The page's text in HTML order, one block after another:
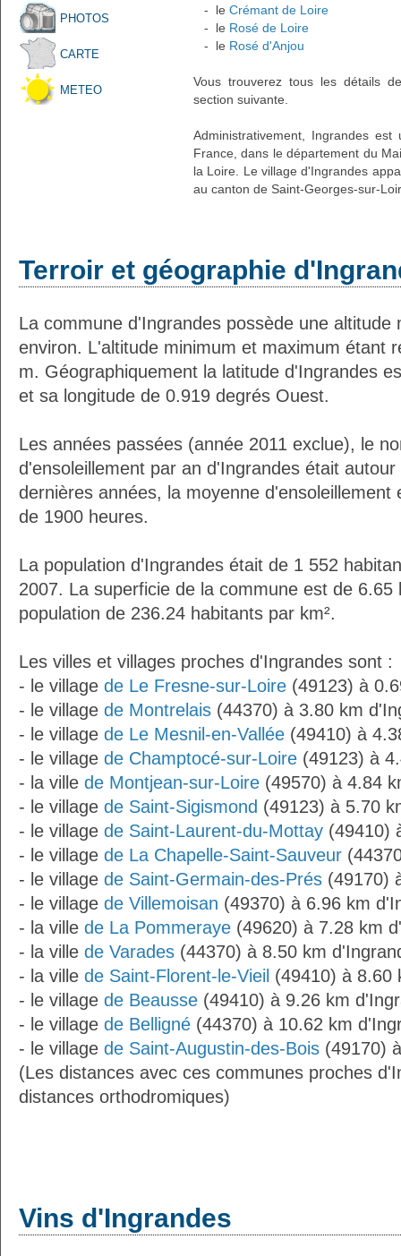
PHOTOS
CARTE
METEO
- le Crémant de Loire
- le Rosé de Loire
- le Rosé d'Anjou
Vous trouverez tous les détails
section suivante.
Administrativement, Ingrandes
France, dans le département du
la Loire. Le village d'Ingrandes
au canton de Saint-Georges-sur-
Terroir et géographie
La commune d'Ingrandes possède une altitude
environ. L'altitude minimum et maximum étant
m. Géographiquement la latitude d'Ingrandes
et sa longitude de 0.919 degrés Ouest.
Les années passées (année 2011 exclue), le
d'ensoleillement par an d'Ingrandes était
dernières années, la moyenne d'ensoleillement
de 1900 heures.
La population d'Ingrandes était de 1 552
2007. La superficie de la commune est de 6.65
population de 236.24 habitants par km².
Les villes et villages proches d'Ingrandes sont :
- le village de Le Fresne-sur-Loire (49123) à
- le village de Montrelais (44370) à 3.80 km
- le village de Le Mesnil-en-Vallée (49410) à
- le village de Champtocé-sur-Loire (49123) à
- la ville de Montjean-sur-Loire (49570) à 4.84
- le village de Saint-Sigismond (49123) à 5.70
- le village de Saint-Laurent-du-Mottay (49410)
- le village de La Chapelle-Saint-Sauveur
- le village de Saint-Germain-des-Prés (49170)
- le village de Villemoisan (49370) à 6.96 km
- la ville de La Pommeraye (49620) à 7.28 km
- la ville de Varades (44370) à 8.50 km
- la ville de Saint-Florent-le-Vieil (49410) à 8.60
- le village de Beausse (49410) à 9.26 km
- le village de Belligné (44370) à 10.62 km
- le village de Saint-Augustin-des-Bois (49170)
(Les distances avec ces communes proches
distances orthodromiques)
Vins d'Ingrandes